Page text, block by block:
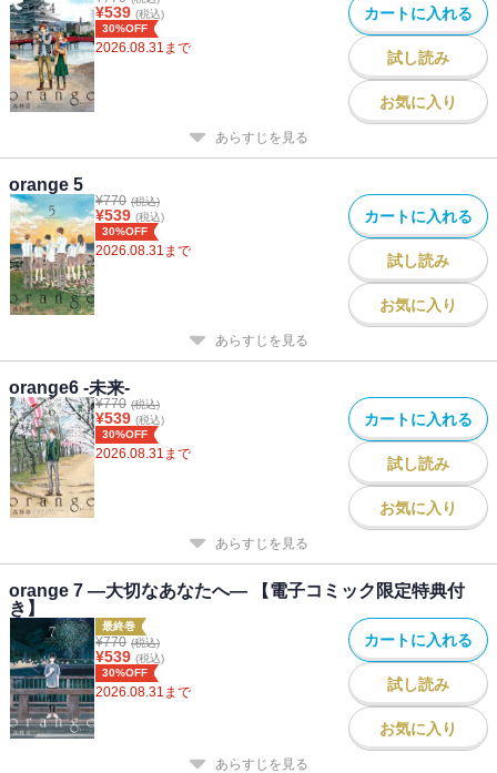
¥539 (税込)
30%OFF
2026.08.31 まで
カートに入れる
試し読み
お気に入り
あらすじを見る
orange 5
¥770 (税込)
¥539 (税込)
30%OFF
2026.08.31 まで
カートに入れる
試し読み
お気に入り
あらすじを見る
orange6 -未来-
¥770 (税込)
¥539 (税込)
30%OFF
2026.08.31 まで
カートに入れる
試し読み
お気に入り
あらすじを見る
orange 7 ―大切なあなたへ― 【電子コミック限定特典付
き】
最終巻
¥770 (税込)
¥539 (税込)
30%OFF
2026.08.31 まで
カートに入れる
試し読み
お気に入り
あらすじを見る